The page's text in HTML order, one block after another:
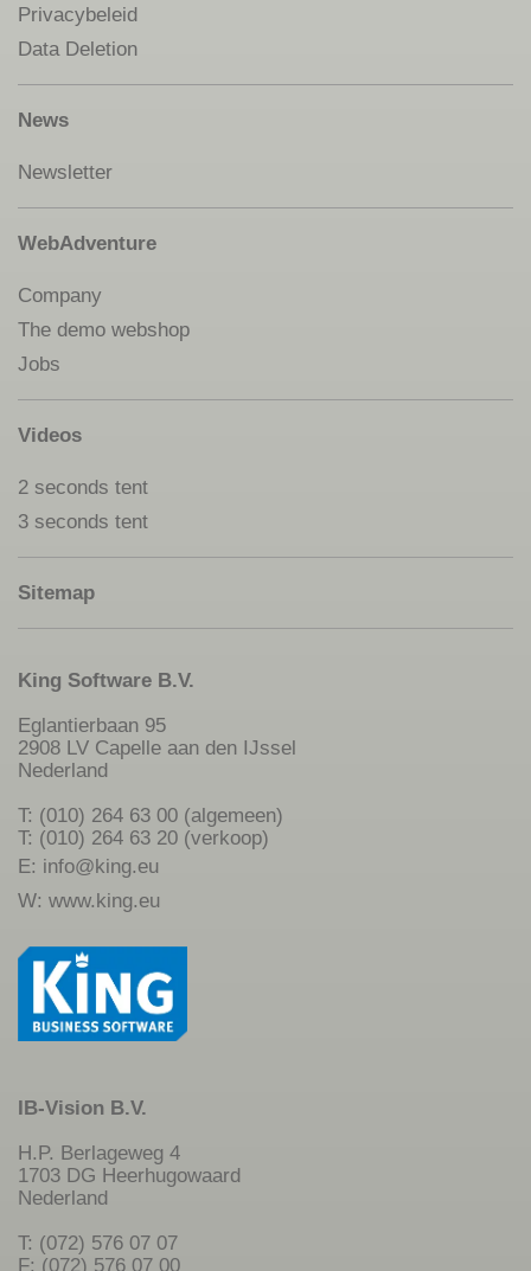
Privacybeleid
Data Deletion
News
Newsletter
WebAdventure
Company
The demo webshop
Jobs
Videos
2 seconds tent
3 seconds tent
Sitemap
King Software B.V.
Eglantierbaan 95
2908 LV Capelle aan den IJssel
Nederland
T: (010) 264 63 00 (algemeen)
T: (010) 264 63 20 (verkoop)
E: info@king.eu
W: www.king.eu
IB-Vision B.V.
H.P. Berlageweg 4
1703 DG Heerhugowaard
Nederland
T: (072) 576 07 07
F: (072) 576 07 00